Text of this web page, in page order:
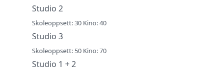
Studio 2
Skoleoppsett: 30 Kino: 40
Studio 3
Skoleoppsett: 50 Kino: 70
Studio 1 + 2